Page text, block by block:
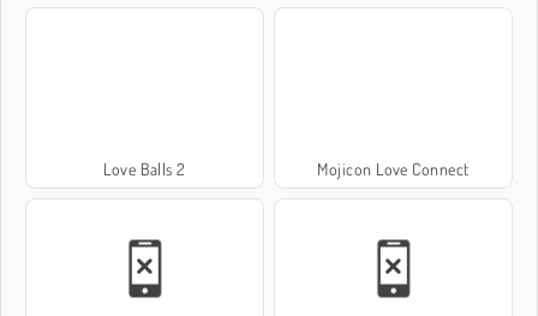
Love Balls 2 Mojicon Love Connect